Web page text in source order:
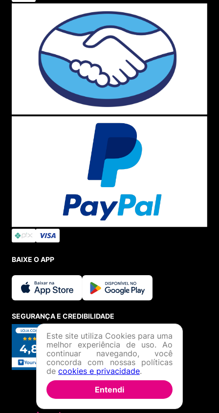
BAIXE O APP
SEGURANÇA E CREDIBILIDADE
Este site utiliza Cookies para uma
melhor experiência de uso. Ao
continuar navegando, você
concorda com nossas políticas
de cookies e privacidade.
Entendi